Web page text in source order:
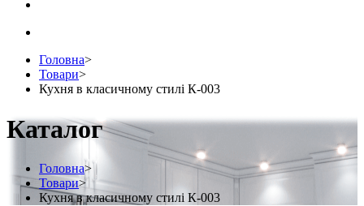
Головна>
Товари>
Кухня в класичному стилі К-003
Каталог
Головна>
Товари>
Кухня в класичному стилі К-003